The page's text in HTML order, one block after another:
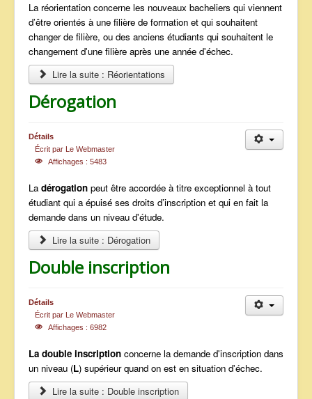
La réorientation concerne les nouveaux bacheliers qui viennent
d’être orientés à une filière de formation et qui souhaitent
changer de filière, ou des anciens étudiants qui souhaitent le
changement d'une filière après une année d'échec.
Lire la suite : Réorientations
Dérogation
Détails
Écrit par Le Webmaster
Affichages : 5483
Ladérogation peut être accordée à titre exceptionnel à tout
étudiant qui a épuisé ses droits d’inscription et qui en fait la
demande dans un niveau d'étude.
Lire la suite : Dérogation
Double inscription
Détails
Écrit par Le Webmaster
Affichages : 6982
La double inscription concerne la demande d'inscription dans
un niveau (L) supérieur quand on est en situation d'échec.
Lire la suite : Double inscription